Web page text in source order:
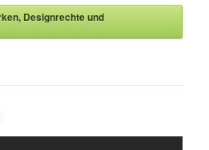
Designrechte und